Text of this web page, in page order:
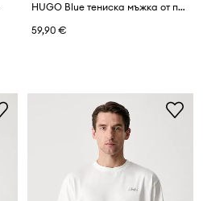
HUGO Blue тениска мъжка от памук Noxwash
59,90 €